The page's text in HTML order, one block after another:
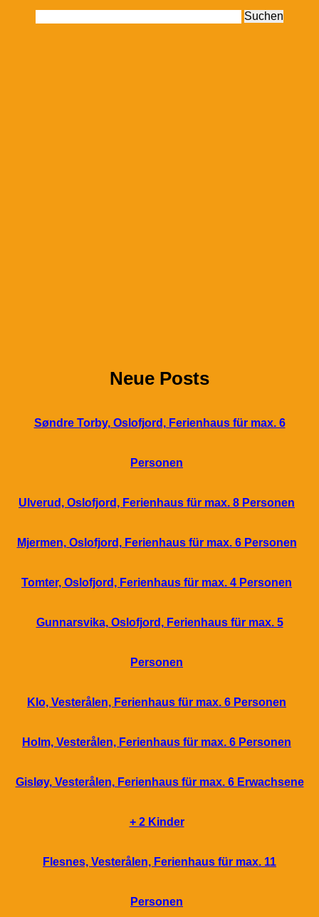
Neue Posts
Søndre Torby, Oslofjord, Ferienhaus für max. 6
Personen
Ulverud, Oslofjord, Ferienhaus für max. 8 Personen
Mjermen, Oslofjord, Ferienhaus für max. 6 Personen
Tomter, Oslofjord, Ferienhaus für max. 4 Personen
Gunnarsvika, Oslofjord, Ferienhaus für max. 5
Personen
Klo, Vesterålen, Ferienhaus für max. 6 Personen
Holm, Vesterålen, Ferienhaus für max. 6 Personen
Gisløy, Vesterålen, Ferienhaus für max. 6 Erwachsene
+ 2 Kinder
Flesnes, Vesterålen, Ferienhaus für max. 11
Personen